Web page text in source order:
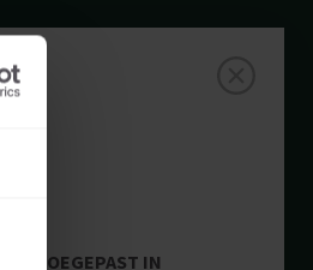
TOEGEPAST IN